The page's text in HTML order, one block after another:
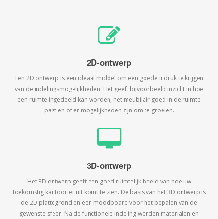
2D-ontwerp
Een 2D ontwerp is een ideaal middel om een goede indruk te krijgen
van de indelingsmogelijkheden. Het geeft bijvoorbeeld inzicht in hoe
een ruimte ingedeeld kan worden, het meubilair goed in de ruimte
past en of er mogelijkheden zijn om te groeien.
3D-ontwerp
Het 3D ontwerp geeft een goed ruimtelijk beeld van hoe uw
toekomstig kantoor er uit komt te zien. De basis van het 3D ontwerp is
de 2D plattegrond en een moodboard voor het bepalen van de
gewenste sfeer. Na de functionele indeling worden materialen en